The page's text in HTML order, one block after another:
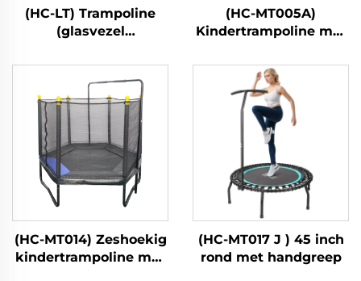
(HC-LT) Trampoline
(glasvezel
(HC-MT005A)
Kindertrampoline met
(HC-MT014) Zeshoekig
kindertrampoline met
(HC-MT017 J ) 45 inch
rond met handgreep